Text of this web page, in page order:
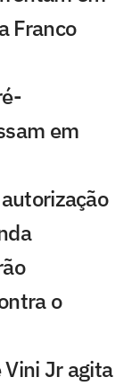
Franco
em
o
Jr agita